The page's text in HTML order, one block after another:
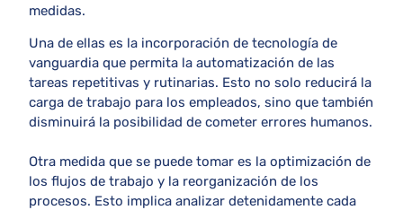
medidas.
Una de ellas es la incorporación de tecnología de
vanguardia que permita la automatización de las
tareas repetitivas y rutinarias. Esto no solo reducirá la
carga de trabajo para los empleados, sino que también
disminuirá la posibilidad de cometer errores humanos.
Otra medida que se puede tomar es la optimización de
los flujos de trabajo y la reorganización de los
procesos. Esto implica analizar detenidamente cada